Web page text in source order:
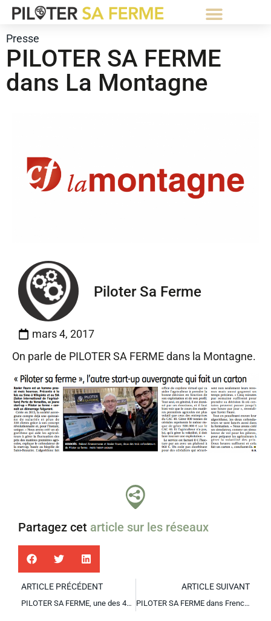
Presse
PILOTER SA FERME
dans La Montagne
Piloter Sa Ferme
mars 4, 2017
On parle de PILOTER SA FERME dans la Montagne.
Partagez cet article sur les réseaux
ARTICLE PRÉCÉDENT
PILOTER SA FERME, une des 40 startups de l’Agtech à suivre
ARTICLE SUIVANT
PILOTER SA FERME dans FrenchWeb